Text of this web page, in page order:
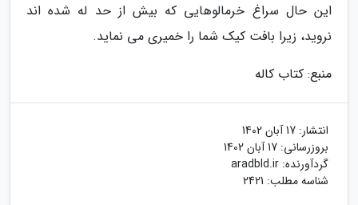
این حال سراغ خرمالوهایی که بیش از حد له شده اند
نروید، زیرا بافت کیک شما را خمیری می نماید.
منبع: کتاب کاله
انتشار: 17 آبان 1402
بروزرسانی: 17 آبان 1402
گردآورنده: aradbld.ir
شناسه مطلب: 2421